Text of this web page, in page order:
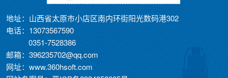
地址：山西省太原市小店区南内环街阳光数码港302
电话：13073567590
0351-7528386
邮箱：396235702@qq.com
网址：www.360hsoft.com